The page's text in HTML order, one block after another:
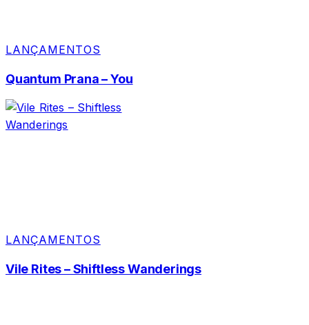
LANÇAMENTOS
Quantum Prana – You
LANÇAMENTOS
Vile Rites – Shiftless Wanderings